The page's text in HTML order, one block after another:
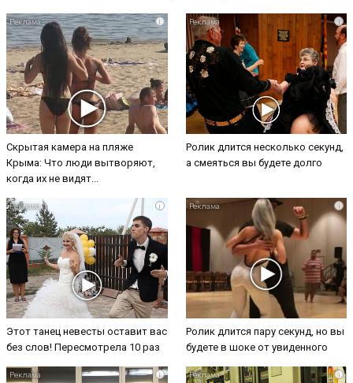
i
Скрытая камера на пляже
Крыма: Что люди вытворяют,
когда их не видят...
i
Ролик длится несколько секунд,
а смеяться вы будете долго
i
Этот танец невесты оставит вас
без слов! Пересмотрела 10 раз
i
Ролик длится пару секунд, но вы
будете в шоке от увиденного
i i